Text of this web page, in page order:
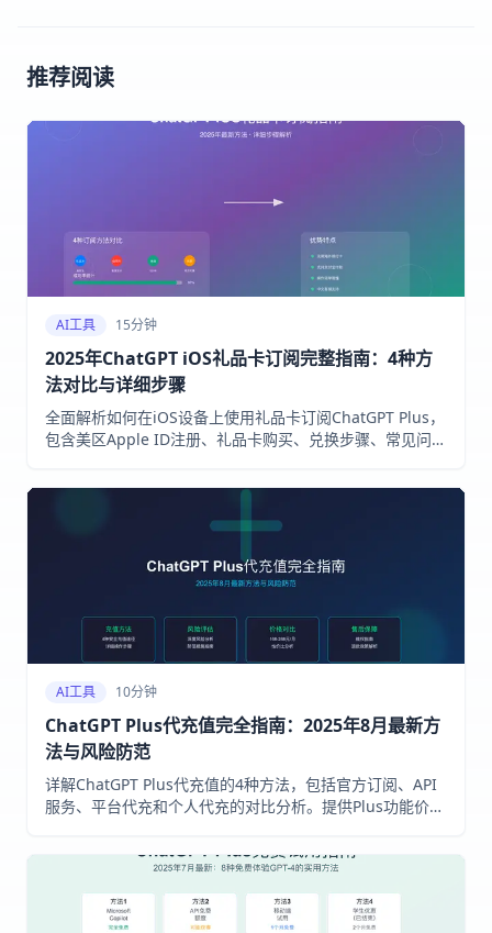
推荐阅读
AI工具 15分钟
2025年ChatGPT iOS礼品卡订阅完整指南：4种方
法对比与详细步骤
全面解析如何在iOS设备上使用礼品卡订阅ChatGPT Plus，
包含美区Apple ID注册、礼品卡购买、兑换步骤、常见问题
2025年8月快速开通ChatGPT Plus会员服务
AI工具 10分钟
ChatGPT Plus代充值完全指南：2025年8月最新方
法与风险防范
详解ChatGPT Plus代充值的4种方法，包括官方订阅、API
服务、平台代充和个人代充的对比分析。提供Plus功能价值